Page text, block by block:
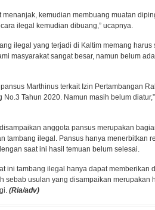
menanjak, kemudian membuang muatan
ilegal kemudian dibuang,” ucapnya.
ilegal yang terjadi di Kaltim memang harus
masyarakat sangat besar, namun belum
Marthinus terkait Izin Pertambangan
Tahun 2020. Namun masih belum
anggota pansus merupakan
tambang ilegal. Pansus hanya menerbitkan
saat ini hasil temuan belum selesai.
ini tambang ilegal hanya dapat memberikan
sebab usulan yang disampaikan merupakan
(Ria/adv)